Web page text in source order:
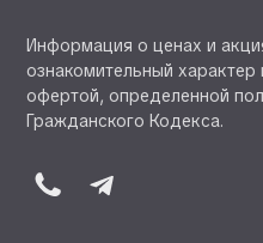
Информация о ценах и
ознакомительный характер
офертой, определенной
Гражданского Кодекса.